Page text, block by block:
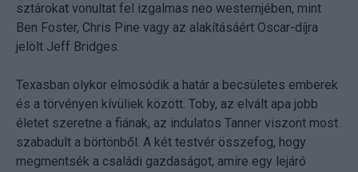
sztárokat vonultat fel izgalmas neo westernjében, mint
Ben Foster, Chris Pine vagy az alakításáért Oscar-díjra
jelölt Jeff Bridges.
Texasban olykor elmosódik a határ a becsületes emberek
és a törvényen kívüliek között. Toby, az elvált apa jobb
életet szeretne a fiának, az indulatos Tanner viszont most
szabadult a börtönből. A két testvér összefog, hogy
megmentsék a családi gazdaságot, amire egy lejáró